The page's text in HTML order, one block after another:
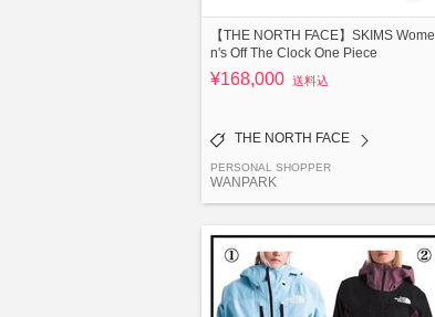
【THE NORTH FACE】SKIMS Wome
n's Off The Clock One Piece
¥168,000 送料込
THE NORTH FACE
PERSONAL SHOPPER
WANPARK